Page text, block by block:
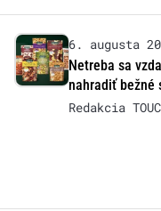
6. augusta
Netreba sa
nahradiť bežné
Redakcia